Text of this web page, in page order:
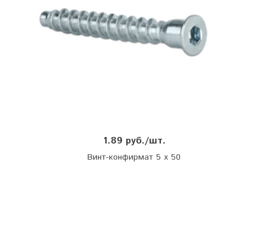
1.89 руб./шт.
Винт-конфирмат 5 х 50